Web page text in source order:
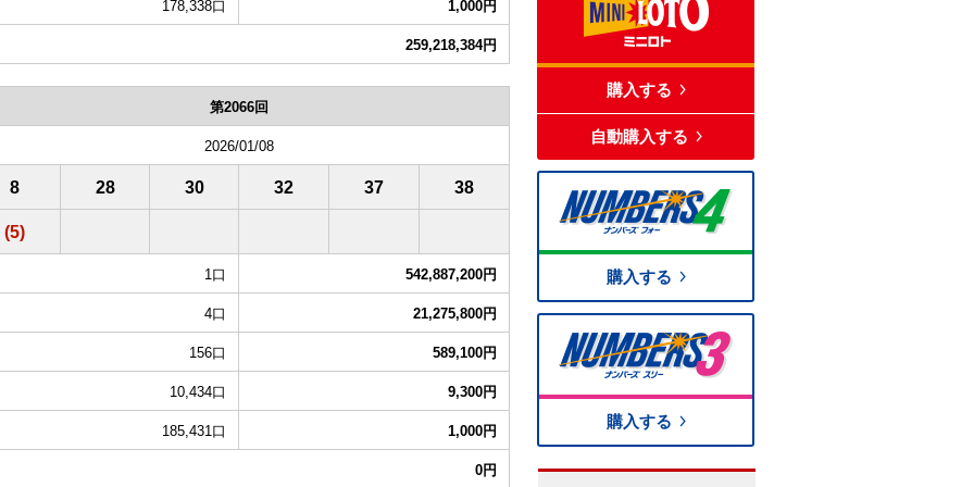
178,338口 1,000円
259,218,384円
第2066回
2026/01/08
8 28 30 32 37 38
(5)
1口 542,887,200円
4口 21,275,800円
156口 589,100円
10,434口 9,300円
185,431口 1,000円
0円
購入する
自動購入する
購入する
購入する